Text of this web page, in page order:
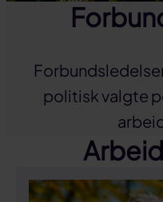
politisk valgte